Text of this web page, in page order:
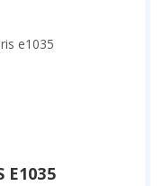
E1035